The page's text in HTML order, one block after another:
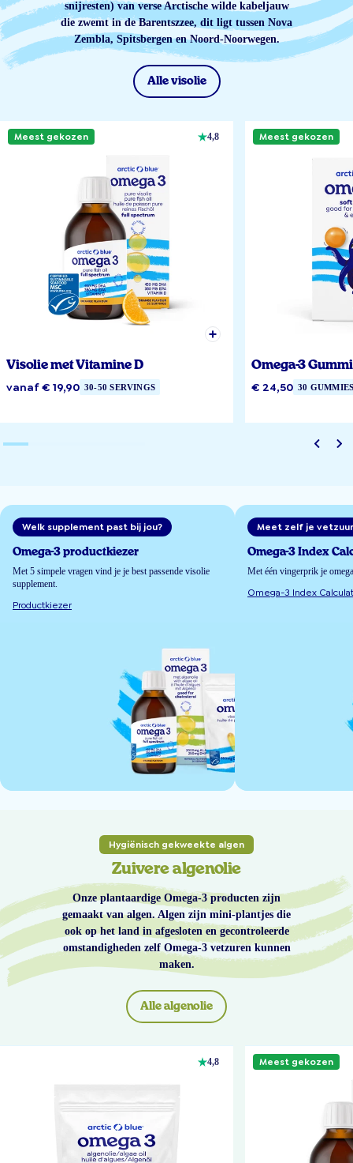
snijresten) van verse Arctische wilde kabeljauw
die zwemt in de Barentszzee, dit ligt tussen Nova
Zembla, Spitsbergen en Noord-Noorwegen.
Alle visolie
Meest gekozen 4,8
Visolie met Vitamine D
vanaf € 19,90 30-50 SERVINGS
Meest gekozen
Omega-3
€ 24,50 30
Welk supplement past bij jou?
Omega-3 productkiezer
Met 5 simpele vragen vind je je best passende visolie
supplement.
Productkiezer
Meet zelf je
Omega-3 Index
Met één vingerprik je
Omega-3 Index
Hygiënisch gekweekte algen
Zuivere algenolie
Onze plantaardige Omega-3 producten zijn
gemaakt van algen. Algen zijn mini-plantjes die
ook op het land in afgesloten en gecontroleerde
omstandigheden zelf Omega-3 vetzuren kunnen
maken.
Alle algenolie
4,8 Meest gekozen